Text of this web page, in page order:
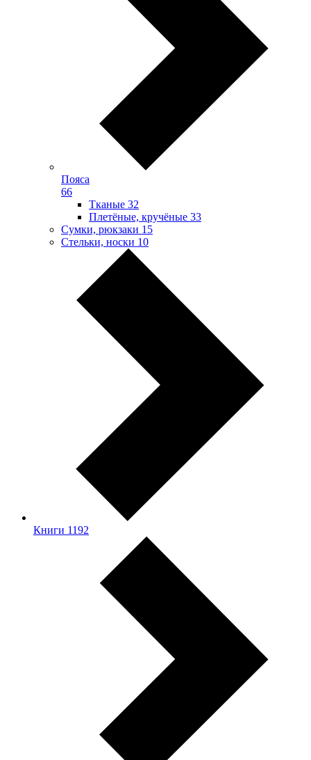
Пояса
66
Тканые 32
Плетёные, кручёные 33
Сумки, рюкзаки 15
Стельки, носки 10
Книги 1192